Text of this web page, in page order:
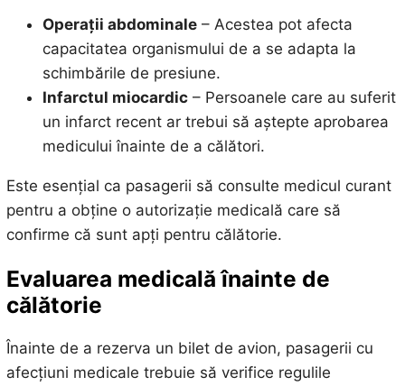
Operații abdominale– Acestea pot afecta
capacitatea organismului de a se adapta la
schimbările de presiune.
Infarctul miocardic– Persoanele care au suferit
un infarct recent ar trebui să aștepte aprobarea
medicului înainte de a călători.
Este esențial ca pasagerii să consulte medicul curant
pentru a obține o autorizație medicală care să
confirme că sunt apți pentru călătorie.
Evaluarea medicală înainte de
călătorie
Înainte de a rezerva un bilet de avion, pasagerii cu
afecțiuni medicale trebuie să verifice regulile